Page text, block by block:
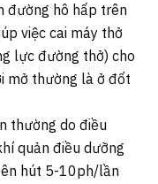
đường hô hấp trên
việc cai máy thở
lực đường thở) cho
mở thường là ở đốt
thường do điều
quản điều dưỡng
hút 5-10ph/lần